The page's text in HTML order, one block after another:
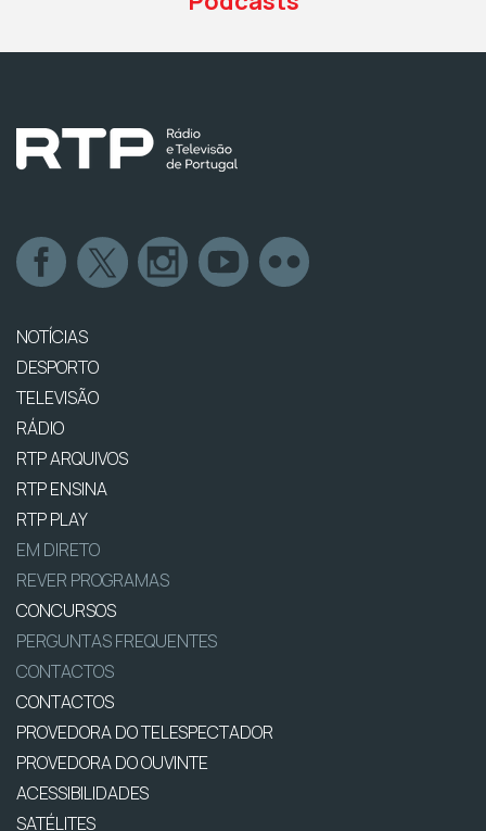
NOTÍCIAS
DESPORTO
TELEVISÃO
RÁDIO
RTP ARQUIVOS
RTP ENSINA
RTP PLAY
EM DIRETO
REVER PROGRAMAS
CONCURSOS
PERGUNTAS FREQUENTES
CONTACTOS
CONTACTOS
PROVEDORA DO TELESPECTADOR
PROVEDORA DO OUVINTE
ACESSIBILIDADES
SATÉLITES